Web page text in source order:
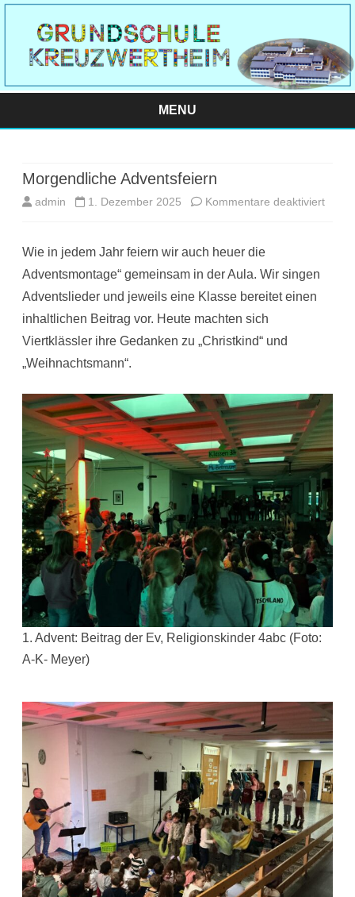
MENU
Morgendliche Adventsfeiern
admin 1. Dezember 2025 Kommentare deaktiviertfür
Wie in jedem Jahr feiern wir auch heuer die
Adventsmontage“ gemeinsam in der Aula. Wir singen
Adventslieder und jeweils eine Klasse bereitet einen
inhaltlichen Beitrag vor. Heute machten sich
Viertklässler ihre Gedanken zu „Christkind“ und
„Weihnachtsmann“.
1. Advent: Beitrag der Ev, Religionskinder 4abc (Foto:
A-K- Meyer)